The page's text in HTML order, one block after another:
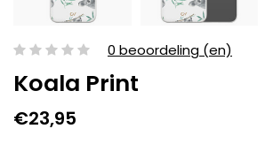
0 beoordeling (en)
Koala Print
€23,95